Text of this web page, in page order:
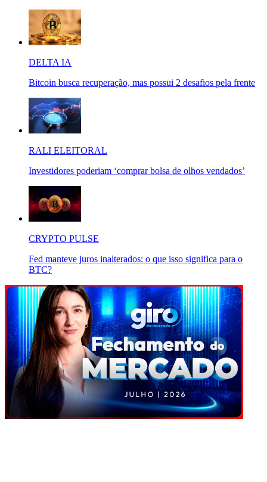
DELTA IA
Bitcoin busca recuperação, mas possui 2 desafios pela frente
RALI ELEITORAL
Investidores poderiam ‘comprar bolsa de olhos vendados’
CRYPTO PULSE
Fed manteve juros inalterados: o que isso significa para o
BTC?